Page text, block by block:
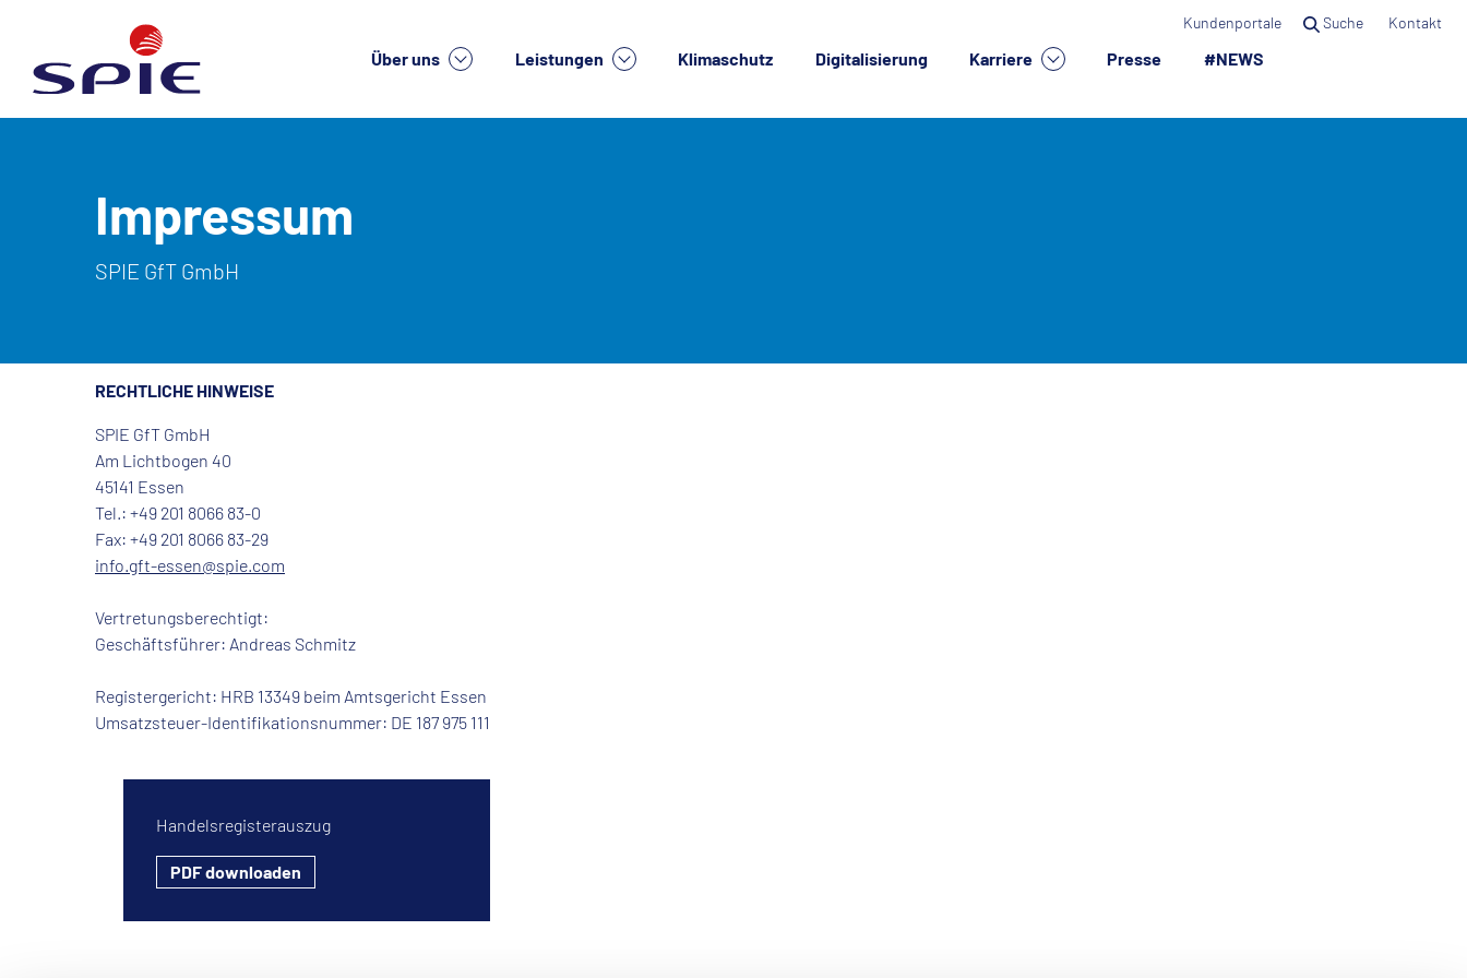
Über uns Leistungen Klimaschutz Digitalisierung Karriere Presse #NEWS
Kundenportale Suche Kontakt
Impressum
SPIE GfT GmbH
RECHTLICHE HINWEISE
SPIE GfT GmbH
Am Lichtbogen 40
45141 Essen
Tel.: +49 201 8066 83-0
Fax: +49 201 8066 83-29
info.gft-essen@spie.com
Vertretungsberechtigt:
Geschäftsführer: Andreas Schmitz
Registergericht: HRB 13349 beim Amtsgericht Essen
Umsatzsteuer-Identifikationsnummer: DE 187 975 111
Handelsregisterauszug
PDF downloaden